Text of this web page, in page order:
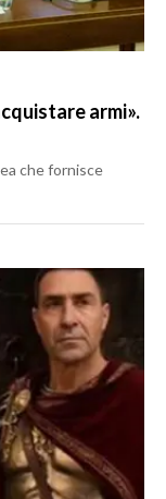
armi».
che fornisce